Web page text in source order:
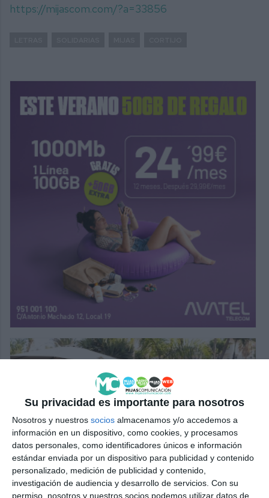
Su privacidad es importante para nosotros
Nosotros y nuestros socios almacenamos y/o accedemos a
información en un dispositivo, como cookies, y procesamos
datos personales, como identificadores únicos e información
estándar enviada por un dispositivo para publicidad y contenido
personalizado, medición de publicidad y contenido,
investigación de audiencia y desarrollo de servicios. Con su
permiso, nosotros y nuestros socios podemos utilizar datos de
https://mijascom.com/?a=33856